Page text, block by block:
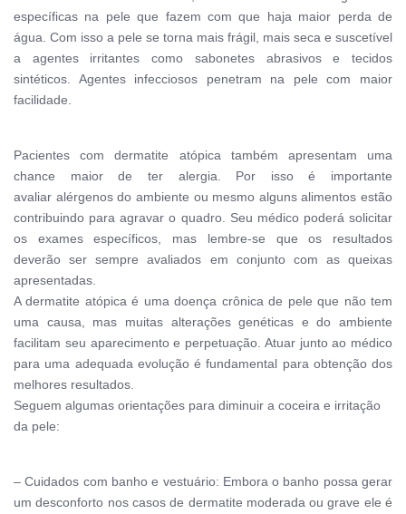
específicas na pele que fazem com que haja maior perda de
água. Com isso a pele se torna mais frágil, mais seca e suscetível
a agentes irritantes como sabonetes abrasivos e tecidos
sintéticos. Agentes infecciosos penetram na pele com maior
facilidade.
Pacientes com dermatite atópica também apresentam uma
chance maior de ter alergia. Por isso é importante
avaliar alérgenos do ambiente ou mesmo alguns alimentos estão
contribuindo para agravar o quadro. Seu médico poderá solicitar
os exames específicos, mas lembre-se que os resultados
deverão ser sempre avaliados em conjunto com as queixas
apresentadas.
A dermatite atópica é uma doença crônica de pele que não tem
uma causa, mas muitas alterações genéticas e do ambiente
facilitam seu aparecimento e perpetuação. Atuar junto ao médico
para uma adequada evolução é fundamental para obtenção dos
melhores resultados.
Seguem algumas orientações para diminuir a coceira e irritação
da pele:
– Cuidados com banho e vestuário: Embora o banho possa gerar
um desconforto nos casos de dermatite moderada ou grave ele é